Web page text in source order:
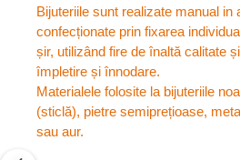
Bijuteriile sunt realizate manual in
confecționate prin fixarea
șir, utilizând fire de înaltă calitate
împletire și înnodare.
Materialele folosite la bijuteriile
(sticlă), pietre semiprețioase,
sau aur.